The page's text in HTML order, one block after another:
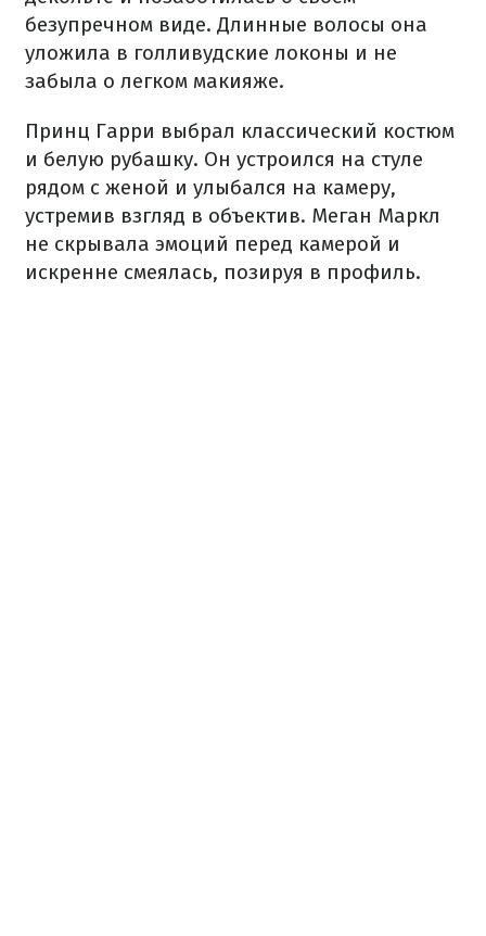
безупречном виде. Длинные волосы она
уложила в голливудские локоны и не
забыла о легком макияже.
Принц Гарри выбрал классический костюм
и белую рубашку. Он устроился на стуле
рядом с женой и улыбался на камеру,
устремив взгляд в объектив. Меган Маркл
не скрывала эмоций перед камерой и
искренне смеялась, позируя в профиль.